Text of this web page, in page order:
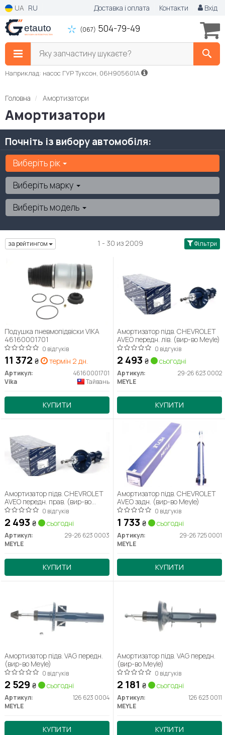
UA RU Доставка і оплата Контакти Вхід
(067) 504-79-49
Яку запчастину шукаєте?
Наприклад: насос ГУР Туксон, 06H905601A
Головна Амортизатори
Амортизатори
Почніть із вибору автомобіля:
Виберіть рік
Виберіть марку
Виберіть модель
за рейтингом 1 - 30 из 2009 Фільтри
Подушка пневмопідвіски VIKA
46160001701
0 відгуків
11 372 ₴ термін 2 дн.
Артикул:
46160001701
Vika
Тайвань
КУПИТИ
Амортизатор підв. CHEVROLET
AVEO передн. лів. (вир-во Meyle)
0 відгуків
2 493 ₴ сьогодні
Артикул:
29-26 623 0002
MEYLE
КУПИТИ
Амортизатор підв. CHEVROLET
AVEO передн. прав. (вир-во
Meyle)
0 відгуків
2 493 ₴ сьогодні
Артикул:
29-26 623 0003
MEYLE
КУПИТИ
Амортизатор підв. CHEVROLET
AVEO задн. (вир-во Meyle)
0 відгуків
1 733 ₴ сьогодні
Артикул:
29-26 725 0001
MEYLE
КУПИТИ
Амортизатор підв. VAG передн.
(вир-во Meyle)
0 відгуків
2 529 ₴ сьогодні
Артикул:
126 623 0004
MEYLE
КУПИТИ
Амортизатор підв. VAG передн.
(вир-во Meyle)
0 відгуків
2 181 ₴ сьогодні
Артикул:
126 623 0011
MEYLE
КУПИТИ